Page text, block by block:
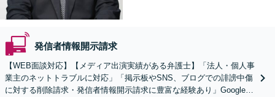
発信者情報開示請求
【WEB面談対応】【メディア出演実績がある弁護士】「法人・個人事
業主のネットトラブルに対応」「掲示板やSNS、ブログでの誹謗中傷
に対する削除請求・発信者情報開示請求に豊富な経験あり」Google口